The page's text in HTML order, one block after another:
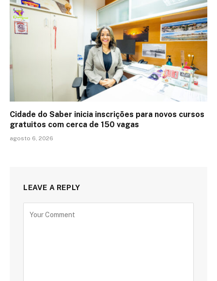
Cidade do Saber inicia inscrições para novos cursos
gratuitos com cerca de 150 vagas
agosto 6, 2026
LEAVE A REPLY